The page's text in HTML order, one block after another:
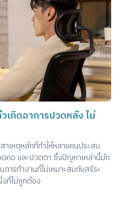
เกิดอาการปวดหลัง ไม่
าเหตุหลักที่ทำให้หลายคนประสบ
คอ และปวดตา ซึ่งปัญหาเหล่านี้มัก
ารทำงานที่ไม่เหมาะสมกับสรีระ
งที่ไม่ถูกต้อง